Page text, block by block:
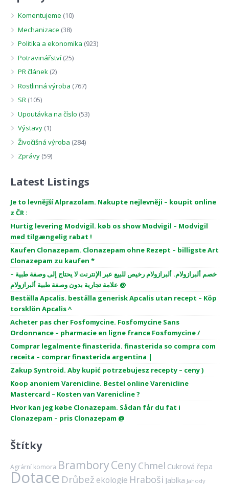
Komentujeme (10)
Mechanizace (38)
Politika a ekonomika (923)
Potravinářství (25)
PR článek (2)
Rostlinná výroba (767)
SR (105)
Upoutávka na číslo (53)
Výstavy (1)
Živočišná výroba (284)
Zprávy (59)
Latest Listings
Je to levnější Alprazolam. Nakupte nejlevněji – koupit online
z ČR :
Hurtig levering Modvigil. køb os show Modvigil – Modvigil
med tilgængelig rabat !
Kaufen Clonazepam. Clonazepam ohne Rezept – billigste Art
Clonazepam zu kaufen *
خصم ألبرازولام. ألبرازولام رخيص للبيع عبر الإنترنت لا يحتاج إلى وصفة طبية –
علامة تجارية بدون وصفة طبية ألبرازولام @
Beställa Apcalis. beställa generisk Apcalis utan recept – Köp
torsklön Apcalis ^
Acheter pas cher Fosfomycine. Fosfomycine Sans
Ordonnance – pharmacie en ligne france Fosfomycine /
Comprar legalmente finasterida. finasterida so compra com
receita – comprar finasterida argentina |
Zakup Syntroid. Aby kupić potrzebujesz recepty – ceny )
Koop anoniem Varenicline. Bestel online Varenicline
Mastercard – Kosten van Varenicline ?
Hvor kan jeg købe Clonazepam. Sådan får du fat i
Clonazepam – pris Clonazepam @
Štítky
Agrární komora BramboryCenyChmel Cukrová řepa
Dotace Drůbež ekologie Hraboši Jablka Jahody